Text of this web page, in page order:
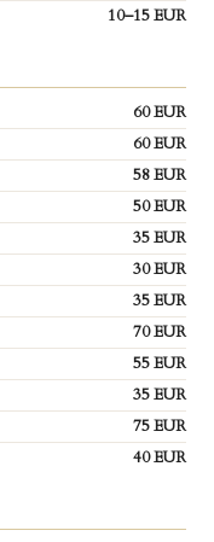
10–15 EUR
60 EUR
60 EUR
58 EUR
50 EUR
35 EUR
30 EUR
35 EUR
70 EUR
55 EUR
35 EUR
75 EUR
40 EUR